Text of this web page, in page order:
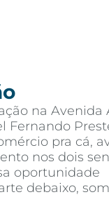
na Avenida
Fernando
pra cá,
nos dois
oportunidade
debaixo,